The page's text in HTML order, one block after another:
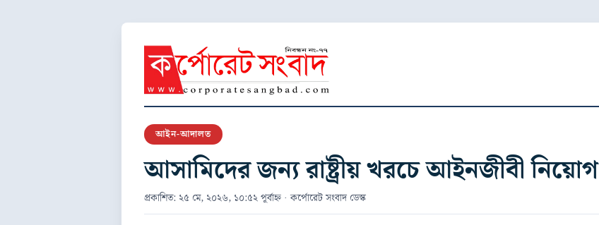
আইন-আদালত
আসামিদের জন্য রাষ্ট্রীয় খরচে আইনজীবী নিয়োগ
প্রকাশিত: ২৫ মে, ২০২৬, ১০:৫২ পূর্বাহ্ন · কর্পোরেট সংবাদ ডেস্ক